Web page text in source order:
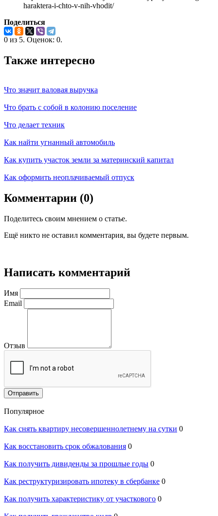
haraktera-i-chto-v-nih-vhodit/
Поделиться
0 из 5. Оценок: 0.
Также интересно
Что значит валовая выручка
Что брать с собой в колонию поселение
Что делает техник
Как найти угнанный автомобиль
Как купить участок земли за материнский капитал
Как оформить неоплачиваемый отпуск
Комментарии (0)
Поделитесь своим мнением о статье.
Ещё никто не оставил комментария, вы будете первым.
Написать комментарий
Имя
Email
Отзыв
Отправить
Популярное
Как снять квартиру несовершеннолетнему на сутки 0
Как восстановить срок обжалования 0
Как получить дивиденды за прошлые годы 0
Как реструктуризировать ипотеку в сбербанке 0
Как получить характеристику от участкового 0